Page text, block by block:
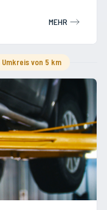
MEHR
von 5 km